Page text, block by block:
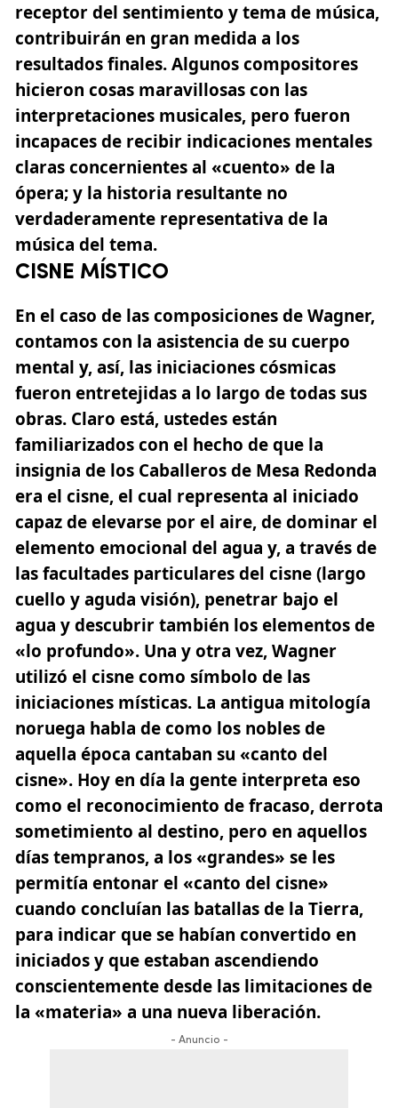
receptor del sentimiento y tema de música,
contribuirán en gran medida a los
resultados finales.Algunos compositores
hicieron cosas maravillosas con las
interpretaciones musicales, pero fueron
incapaces de recibir indicaciones mentales
claras concernientes al «cuento» de la
ópera; y la historia resultante no
verdaderamente representativa de la
música del tema.
CISNE MÍSTICO
En el caso de las composiciones de Wagner,
contamos con la asistencia de su cuerpo
mental y, así, las iniciaciones cósmicas
fueron entretejidas a lo largo de todas sus
obras. Claro está, ustedes están
familiarizados con el hecho de que la
insignia de los Caballeros de Mesa Redonda
era el cisne,el cual representa al iniciado
capaz de elevarse por el aire, de dominar el
elemento emocional del agua y, a través de
las facultades particulares del cisne (largo
cuello y aguda visión), penetrar bajo el
agua y descubrir también los elementos de
«lo profundo». Una y otra vez, Wagner
utilizó el cisne como símbolo de las
iniciaciones místicas. La antigua mitología
noruega habla de como los nobles de
aquella época cantaban su «canto del
cisne». Hoy en día la gente interpreta eso
como el reconocimiento de fracaso, derrota
sometimiento al destino, pero en aquellos
días tempranos, a los «grandes» se les
permitía entonar el «canto del cisne»
cuando concluían las batallas de la Tierra,
para indicar que se habían convertido en
iniciados y que estaban ascendiendo
conscientemente desde las limitaciones de
la «materia» a una nueva liberación.
- Anuncio -